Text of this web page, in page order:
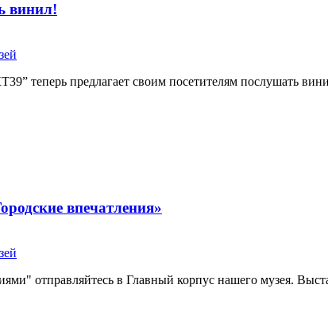
винил!
теперь предлагает своим посетителям послушать
впечатления»
отправляйтесь в Главный корпус нашего музея.